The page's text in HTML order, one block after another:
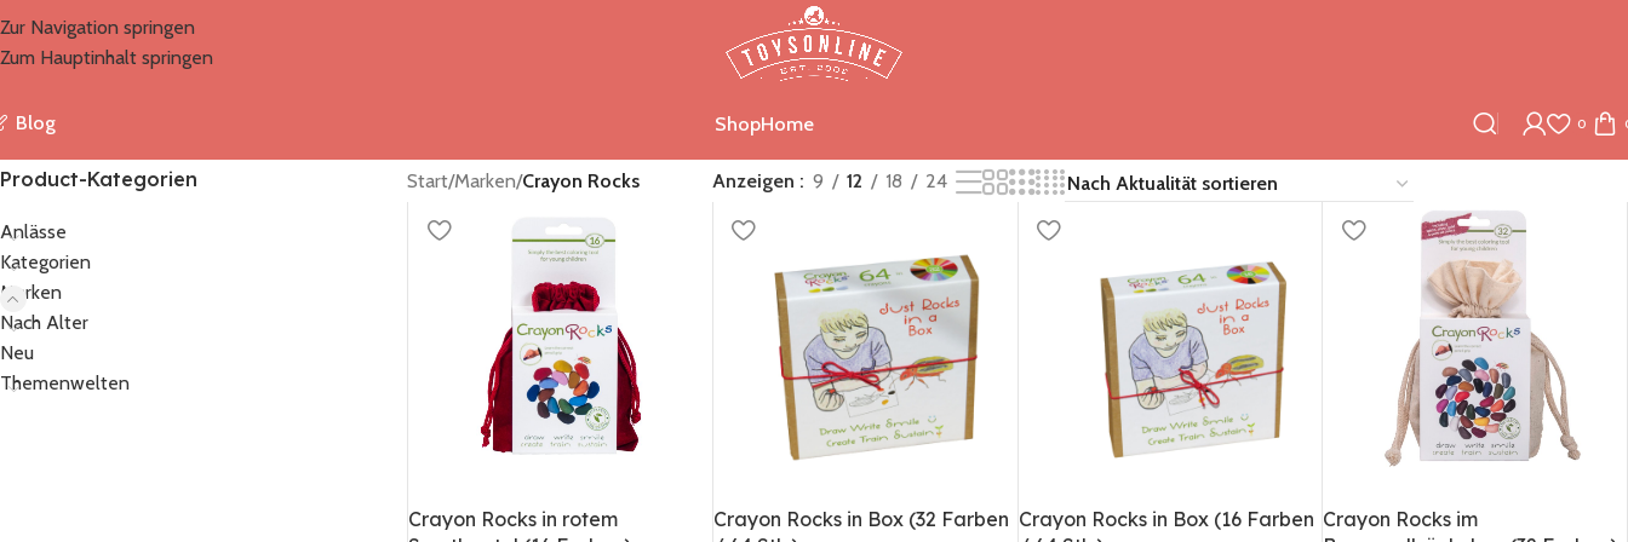
Zur Navigation springen
Zum Hauptinhalt springen
Blog ShopHome 0
Product-Kategorien
Anlässe
Kategorien
Marken
Nach Alter
Neu
Themenwelten
Start/Marken/Crayon Rocks Anzeigen 9 12 18 24
Crayon Rocks in rotem
Crayon Rocks in Box (32 Farben Crayon Rocks in Box (16 Farben Crayon Rocks im